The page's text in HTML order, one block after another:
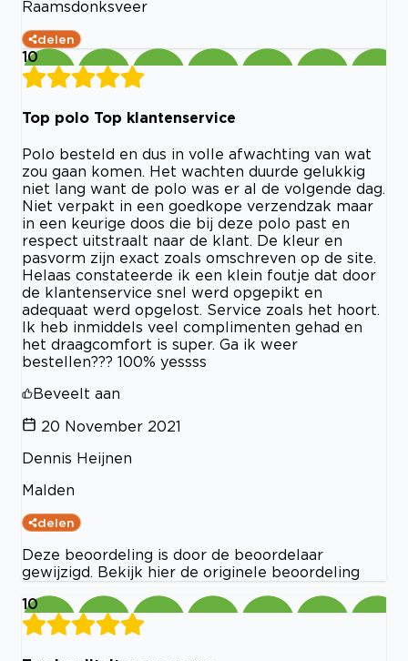
Raamsdonksveer
delen
10
Top polo Top klantenservice
Polo besteld en dus in volle afwachting van wat
zou gaan komen. Het wachten duurde gelukkig
niet lang want de polo was er al de volgende dag.
Niet verpakt in een goedkope verzendzak maar
in een keurige doos die bij deze polo past en
respect uitstraalt naar de klant. De kleur en
pasvorm zijn exact zoals omschreven op de site.
Helaas constateerde ik een klein foutje dat door
de klantenservice snel werd opgepikt en
adequaat werd opgelost. Service zoals het hoort.
Ik heb inmiddels veel complimenten gehad en
het draagcomfort is super. Ga ik weer
bestellen??? 100% yessss
Beveelt aan
20 November 2021
Dennis Heijnen
Malden
delen
Deze beoordeling is door de beoordelaar
gewijzigd. Bekijk hier de originele beoordeling
10